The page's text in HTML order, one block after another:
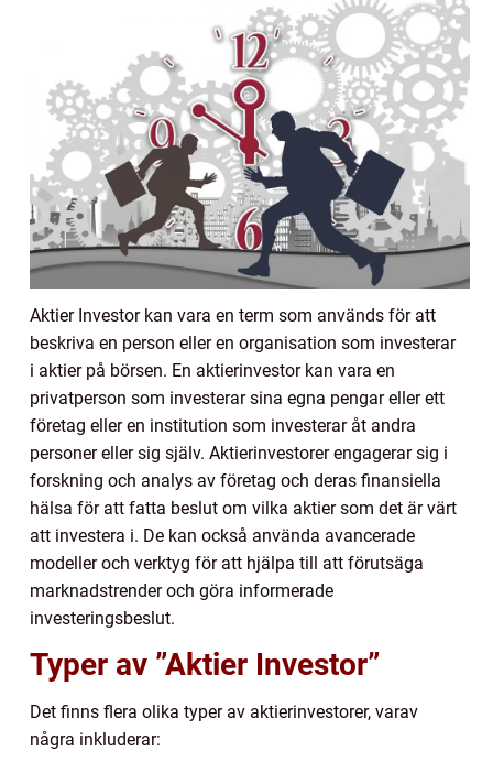
Aktier Investor kan vara en term som används för att
beskriva en person eller en organisation som investerar
i aktier på börsen. En aktierinvestor kan vara en
privatperson som investerar sina egna pengar eller ett
företag eller en institution som investerar åt andra
personer eller sig själv. Aktierinvestorer engagerar sig i
forskning och analys av företag och deras finansiella
hälsa för att fatta beslut om vilka aktier som det är värt
att investera i. De kan också använda avancerade
modeller och verktyg för att hjälpa till att förutsäga
marknadstrender och göra informerade
investeringsbeslut.
Typer av ”Aktier Investor”
Det finns flera olika typer av aktierinvestorer, varav
några inkluderar: